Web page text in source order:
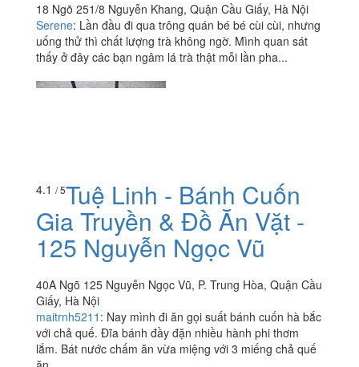
18 Ngõ 251/8 Nguyễn Khang, Quận Cầu Giấy, Hà Nội
Serene: Lần đầu đi qua trông quán bé bé cùi cùi, nhưng
uống thử thì chất lượng trà không ngờ. Mình quan sát
thấy ở đây các bạn ngâm lá trà thật mỗi lần pha...
4.1 / 5Tuệ Linh - Bánh Cuốn
Gia Truyền & Đồ Ăn Vặt -
125 Nguyễn Ngọc Vũ
40A Ngõ 125 Nguyễn Ngọc Vũ, P. Trung Hòa, Quận Cầu
Giấy, Hà Nội
maitrnh5211 : Nay mình đi ăn gọi suất bánh cuốn hà bắc
với chả quế. Đĩa bánh đầy đặn nhiều hành phi thơm
lắm. Bát nước chấm ăn vừa miệng với 3 miếng chả quế